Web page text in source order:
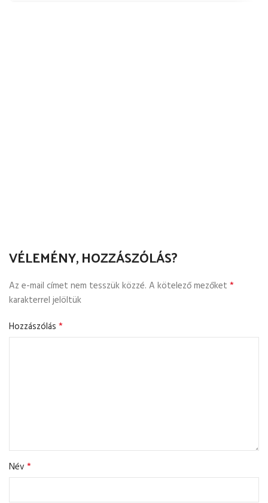
VÉLEMÉNY, HOZZÁSZÓLÁS?
Az e-mail címet nem tesszük közzé. A kötelező mezőket *
karakterrel jelöltük
Hozzászólás *
Név *